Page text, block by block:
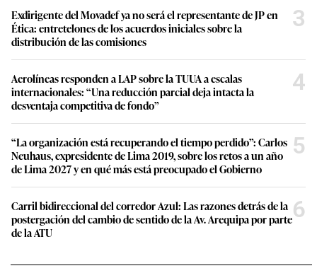
Exdirigente del Movadef ya no será el representante de JP en
Ética: entretelones de los acuerdos iniciales sobre la
distribución de las comisiones
3
Aerolíneas responden a LAP sobre la TUUA a escalas
internacionales: “Una reducción parcial deja intacta la
desventaja competitiva de fondo”
4
“La organización está recuperando el tiempo perdido”: Carlos
Neuhaus, expresidente de Lima 2019, sobre los retos a un año
de Lima 2027 y en qué más está preocupado el Gobierno
5
Carril bidireccional del corredor Azul: Las razones detrás de la
postergación del cambio de sentido de la Av. Arequipa por parte
de la ATU
6